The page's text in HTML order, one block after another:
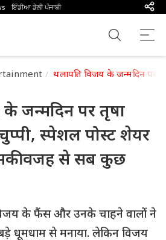
ਇੰਡੀਆ ਡੇਲੀ ਪੰਜਾਬੀ
थलापति विजय के जन्मदिन पर
जन्मदिन पर तृषा
स्पेशल पोस्ट शेयर
वजह से सब कुछ
के फैंस और उनके चाहने वालों ने
धूमधाम से मनाया. लेकिन विजय